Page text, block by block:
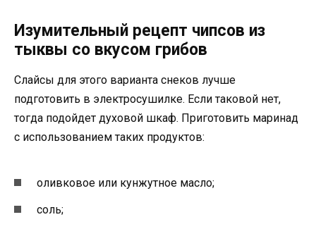
Изумительный рецепт чипсов из
тыквы со вкусом грибов
Слайсы для этого варианта снеков лучше
подготовить в электросушилке. Если таковой нет,
тогда подойдет духовой шкаф. Приготовить маринад
с использованием таких продуктов:
оливковое или кунжутное масло;
соль;